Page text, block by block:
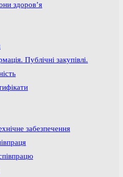
здоров’я
Публічні закупівлі.
забезпечення